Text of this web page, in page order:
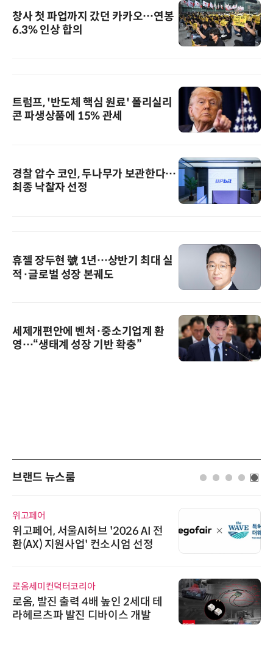
창사 첫 파업까지 갔던 카카오…연봉
6.3% 인상 합의
트럼프, '반도체 핵심 원료' 폴리실리
콘 파생상품에 15% 관세
경찰 압수 코인, 두나무가 보관한다…
최종 낙찰자 선정
휴젤 장두현 號 1년…상반기 최대 실
적·글로벌 성장 본궤도
세제개편안에 벤처·중소기업계 환
영…“생태계 성장 기반 확충”
브랜드 뉴스룸
위고페어
위고페어, 서울AI허브 '2026 AI 전
환(AX) 지원사업' 컨소시엄 선정
로옴세미컨덕터코리아
로옴, 발진 출력 4배 높인 2세대 테
라헤르츠파 발진 디바이스 개발